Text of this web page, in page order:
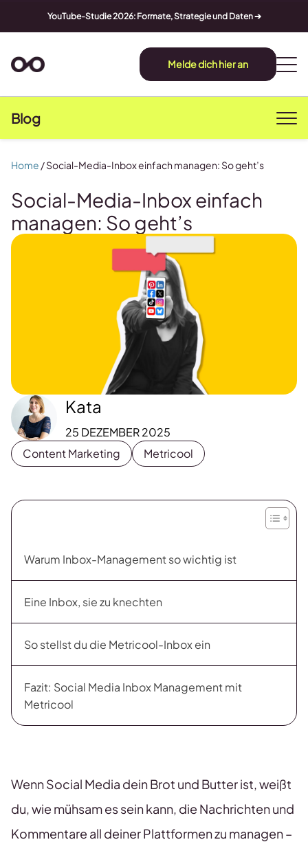
YouTube-Studie 2026: Formate, Strategie und Daten ➔
Melde dich hier an
Blog
Social-Media-Inbox einfach
managen: So geht’s
Kata
25 DEZEMBER 2025
Content Marketing
Metricool
Home /Social-Media-Inbox einfach managen: So geht’s
Warum Inbox-Management so wichtig ist
Eine Inbox, sie zu knechten
So stellst du die Metricool-Inbox ein
Fazit: Social Media Inbox Management mit
Metricool
Wenn Social Media dein Brot und Butter ist, weißt
du, wie mühsam es sein kann, die Nachrichten und
Kommentare all deiner Plattformen zu managen –